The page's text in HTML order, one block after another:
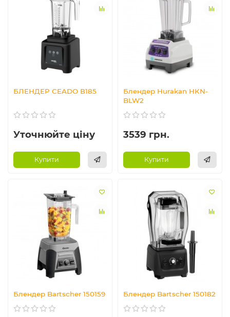
БЛЕНДЕР CEADO В185
Уточнюйте ціну
Купити
Блендер Hurakan HKN-
BLW2
3539 грн.
Купити
Блендер Bartscher 150159 Блендер Bartscher 150182